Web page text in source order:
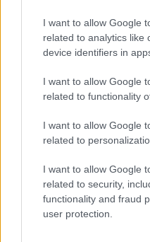
I want to allow Google
related to analytics like
device identifiers in
I want to allow Google
related to functionality
I want to allow Google
related to
I want to allow Google
related to security,
functionality and fraud
user protection.
A lakosságra is fontos
elkerülésében
Országos hírek